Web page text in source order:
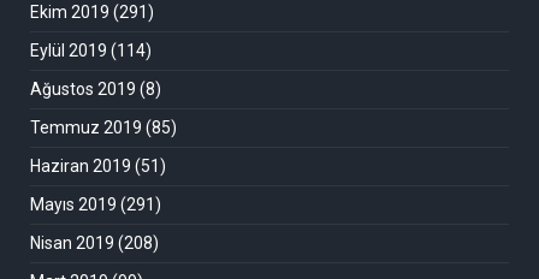
Ekim 2019 (291)
Eylül 2019 (114)
Ağustos 2019 (8)
Temmuz 2019 (85)
Haziran 2019 (51)
Mayıs 2019 (291)
Nisan 2019 (208)